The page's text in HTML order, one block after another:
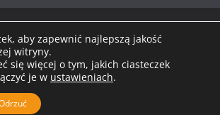
© 2026 KOD Świętokrzyskie
prawa zastrzeżone.
stworzony przez ThemeGrill.
przez
aby zapewnić najlepszą jakość
witryny.
się więcej o tym, jakich ciasteczek
je w ustawieniach.